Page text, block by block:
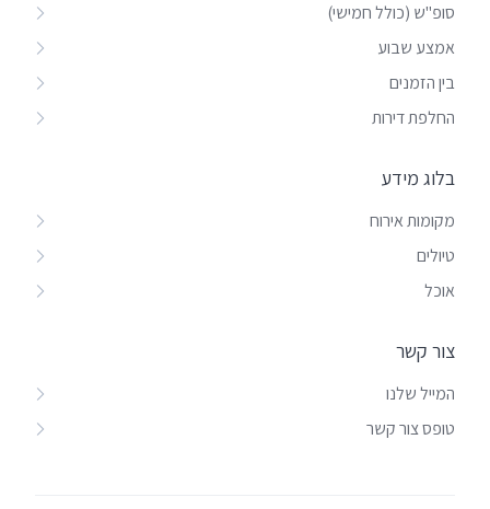
סופ"ש (כולל חמישי)
אמצע שבוע
בין הזמנים
החלפת דירות
בלוג מידע
מקומות אירוח
טיולים
אוכל
צור קשר
המייל שלנו
טופס צור קשר